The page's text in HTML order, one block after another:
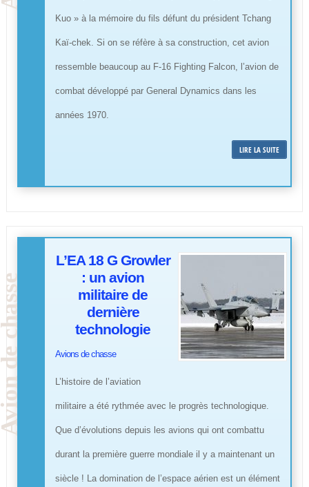
Kuo » à la mémoire du fils défunt du président Tchang
Kaï-chek. Si on se réfère à sa construction, cet avion
ressemble beaucoup au F-16 Fighting Falcon, l’avion de
combat développé par General Dynamics dans les
années 1970.
LIRE LA SUITE
L’EA 18 G Growler
: un avion
militaire de
dernière
technologie
Avions de chasse
L’histoire de l’aviation
militaire a été rythmée avec le progrès technologique.
Que d’évolutions depuis les avions qui ont combattu
durant la première guerre mondiale il y a maintenant un
siècle ! La domination de l’espace aérien est un élément